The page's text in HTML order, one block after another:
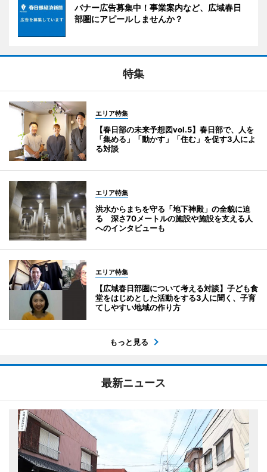
バナー広告募集中！事業案内など、広域春日
部圏にアピールしませんか？
特集
エリア特集
【春日部の未来予想図vol.5】春日部で、人を
「集める」「動かす」「住む」を促す3人によ
る対談
エリア特集
洪水からまちを守る「地下神殿」の全貌に迫
る 深さ70メートルの施設や施設を支える人
へのインタビューも
エリア特集
【広域春日部圏について考える対談】子ども食
堂をはじめとした活動をする3人に聞く、子育
てしやすい地域の作り方
もっと見る
最新ニュース